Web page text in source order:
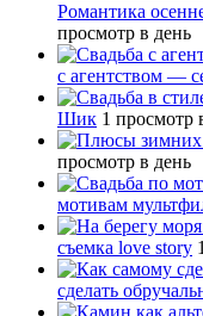
Романтика
просмотр в день
с агентством —
Шик 1 просмотр
просмотр в день
мотивам
съемка love story
сделать